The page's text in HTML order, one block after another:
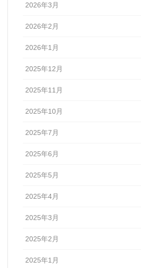
2026年3月
2026年2月
2026年1月
2025年12月
2025年11月
2025年10月
2025年7月
2025年6月
2025年5月
2025年4月
2025年3月
2025年2月
2025年1月